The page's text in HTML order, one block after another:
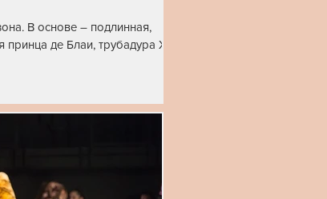
В основе – подлинная,
принца де Блаи, трубадура XII